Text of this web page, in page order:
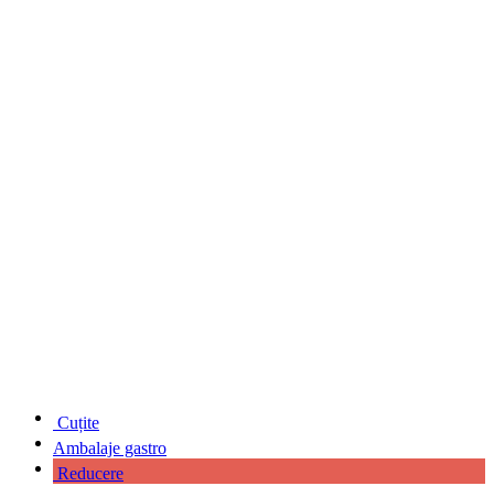
Cuțite
Ambalaje gastro
Reducere